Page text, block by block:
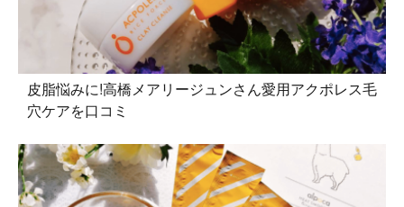
皮脂悩みに!高橋メアリージュンさん愛用アクポレス毛
穴ケアを口コミ